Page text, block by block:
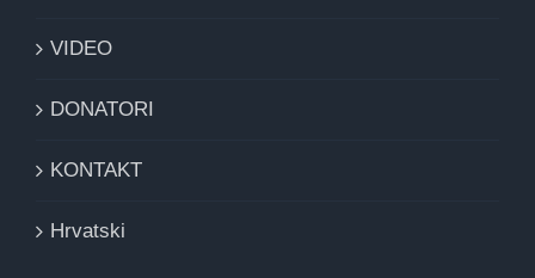
VIDEO
DONATORI
KONTAKT
Hrvatski